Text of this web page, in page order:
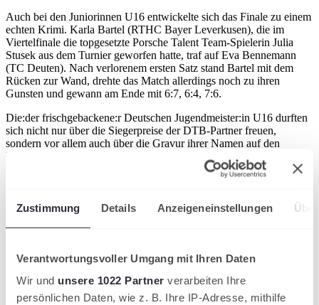
Zustimmung Details Anzeigeneinstellungen
Verantwortungsvoller Umgang mit Ihren Daten
Wir und unsere 1022 Partner verarbeiten Ihre
persönlichen Daten, wie z. B. Ihre IP-Adresse, mithilfe
Auch bei den Juniorinnen U16 entwickelte sich das Finale zu einem
echten Krimi. Karla Bartel (RTHC Bayer Leverkusen), die im
Viertelfinale die topgesetzte Porsche Talent Team-Spielerin Julia
Stusek aus dem Turnier geworfen hatte, traf auf Eva Bennemann
(TC Deuten). Nach verlorenem ersten Satz stand Bartel mit dem
Rücken zur Wand, drehte das Match allerdings noch zu ihren
Gunsten und gewann am Ende mit 6:7, 6:4, 7:6.
Die:der frischgebackene:r Deutschen Jugendmeister:in U16 durften
sich nicht nur über die Siegerpreise der DTB-Partner freuen,
sondern vor allem auch über die Gravur ihrer Namen auf den
Wanderpokalen der Deutschen Jugendmeisterschaften. Im Rahmen
der Siegerehrung wurde Karla Bartel der Anke Huber-Wanderpokal
und Diego-Dedura Palomero der Georg von Waldenfels-Pokal
Doppel) gibt es auf www.spieler.tennis.de.
Der SWR war auch vor Ort. Den Bericht gibt es hier.
Artikel teilen